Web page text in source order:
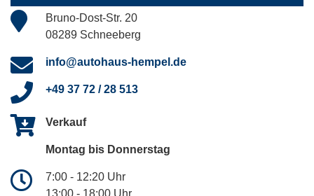
Bruno-Dost-Str. 20
08289 Schneeberg
info@autohaus-hempel.de
+49 37 72 / 28 513
Verkauf
Montag bis Donnerstag
7:00 - 12:20 Uhr
13:00 - 18:00 Uhr